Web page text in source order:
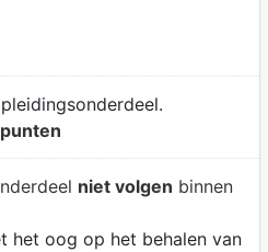
niet volgen binnen
het oog op het behalen van